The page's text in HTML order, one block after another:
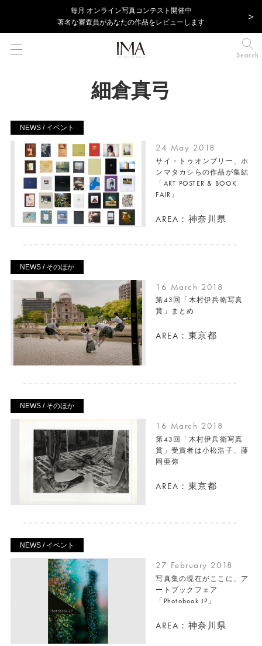
毎⽉ オンライン写真コンテスト開催中
著名な審査員があなたの作品をレビューします
Search
細倉真弓
NEWS / イベント
24 May 2018
サイ・トゥオンブリー、ホ
ンマタカシらの作品が集結
「ART POSTER & BOOK
FAIR」
AREA：神奈川県
NEWS / そのほか
16 March 2018
第43回「木村伊兵衛写真
賞」まとめ
AREA：東京都
NEWS / そのほか
16 March 2018
第43回「木村伊兵衛写真
賞」受賞者は小松浩子、藤
岡亜弥
AREA：東京都
NEWS / イベント
27 February 2018
写真集の現在がここに、ア
ートブックフェア
「Photobook JP」
AREA：神奈川県